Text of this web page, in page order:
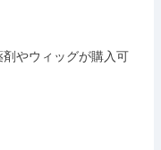
やウィッグが購入可